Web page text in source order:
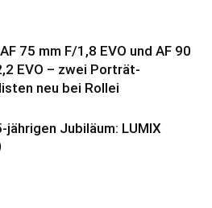
75 mm F/1,8 EVO und AF 90
EVO – zwei Porträt-
neu bei Rollei
jährigen Jubiläum: LUMIX